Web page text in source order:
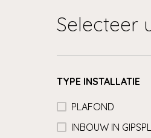
Selecteer
TYPE INSTALLATIE
PLAFOND
INBOUW IN